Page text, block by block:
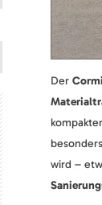
Der
wird –